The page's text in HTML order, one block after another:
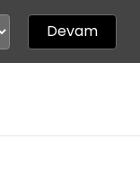
Devam